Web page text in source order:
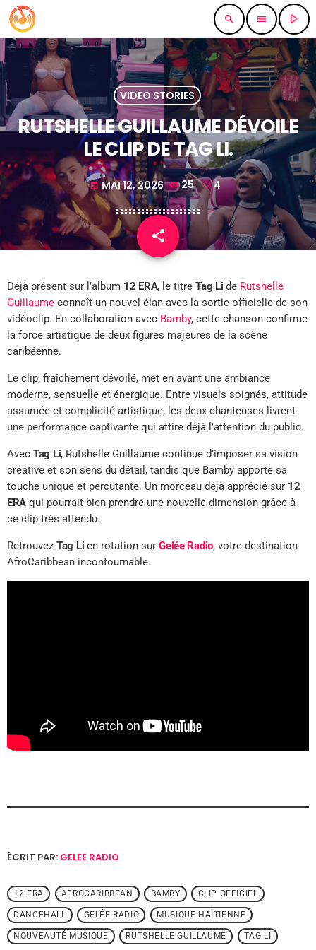
search menu play_arrow
VIDEO STORIES
RUTSHELLE GUILLAUME DÉVOILE
LE CLIP DE TAG LI.
today MAI 12, 2026 25 4
share
email
Déjà présent sur l’album 12 ERA, le titreTag Li de Rutshelle
Guillaume connaît un nouvel élan avec la sortie officielle de son
vidéoclip. En collaboration avec Bamby, cette chanson confirme
la force artistique de deux figures majeures de la scène
caribéenne.
Le clip, fraîchement dévoilé, met en avant une ambiance
moderne, sensuelle et énergique. Entre visuels soignés, attitude
assumée et complicité artistique, les deux chanteuses livrent
une performance captivante qui attire déjà l’attention du public.
Avec Tag Li, Rutshelle Guillaume continue d’imposer sa vision
créative et son sens du détail, tandis que Bamby apporte sa
touche unique et percutante. Un morceau déjà apprécié sur 12
ERA qui pourrait bien prendre une nouvelle dimension grâce à
ce clip très attendu.
Retrouvez Tag Li en rotation surGelée Radio, votre destination
AfroCaribbean incontournable.
ÉCRIT PAR: GELEE RADIO
12 ERA AFROCARIBBEAN BAMBY CLIP OFFICIEL
DANCEHALL GELÉE RADIO MUSIQUE HAÏTIENNE
NOUVEAUTÉ MUSIQUE RUTSHELLE GUILLAUME TAG LI